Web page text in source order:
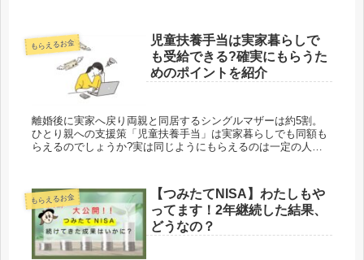
もらえるお金
児童扶養手当は実家暮らしで
も受給できる?確実にもらうた
めのポイントを紹介
離婚後に実家へ戻り両親と同居するシングルマザーは約5割。
ひとり親への支援策「児童扶養手当」は実家暮らしでも同額も
らえるのでしょうか?実は同じようにもらえるのは一定の人だ
もらえるお金
【つみたてNISA】わたしもや
ってます！2年継続した結果、
どうなの？